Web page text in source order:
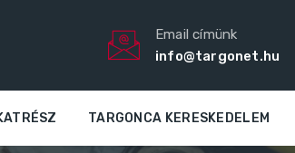
Email címünk
info@targonet.hu
TARGONCA KERESKEDELEM